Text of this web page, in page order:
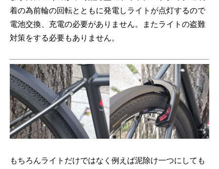
着の為前輪の回転とともに発電しライトが点灯するので
電池交換、充電の必要がありません。またライトの盗難
対策をする必要もありません。
もちろんライトだけではなく例えば泥除け一つにしても